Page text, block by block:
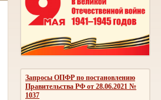
Запросы ОПФР по постановлению
Правительства РФ от 28.06.2021 №
1037